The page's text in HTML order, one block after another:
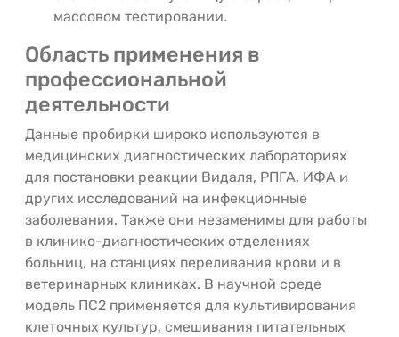
массовом тестировании.
Область применения в
профессиональной
деятельности
Данные пробирки широко используются в
медицинских диагностических лабораториях
для постановки реакции Видаля, РПГА, ИФА и
других исследований на инфекционные
заболевания. Также они незаменимы для работы
в клинико-диагностических отделениях
больниц, на станциях переливания крови и в
ветеринарных клиниках. В научной среде
модель ПС2 применяется для культивирования
клеточных культур, смешивания питательных